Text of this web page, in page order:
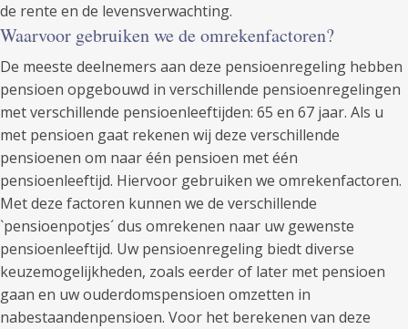
de rente en de levensverwachting.
Waarvoor gebruiken we de omrekenfactoren?
De meeste deelnemers aan deze pensioenregeling hebben
pensioen opgebouwd in verschillende pensioenregelingen
met verschillende pensioenleeftijden: 65 en 67 jaar. Als u
met pensioen gaat rekenen wij deze verschillende
pensioenen om naar één pensioen met één
pensioenleeftijd. Hiervoor gebruiken we omrekenfactoren.
Met deze factoren kunnen we de verschillende
`pensioenpotjes´ dus omrekenen naar uw gewenste
pensioenleeftijd. Uw pensioenregeling biedt diverse
keuzemogelijkheden, zoals eerder of later met pensioen
gaan en uw ouderdomspensioen omzetten in
nabestaandenpensioen. Voor het berekenen van deze